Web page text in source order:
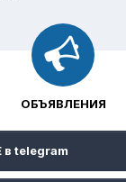
ОБЪЯВЛЕНИЯ
в telegram